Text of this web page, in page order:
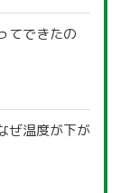
てできたの
ぜ温度が下が